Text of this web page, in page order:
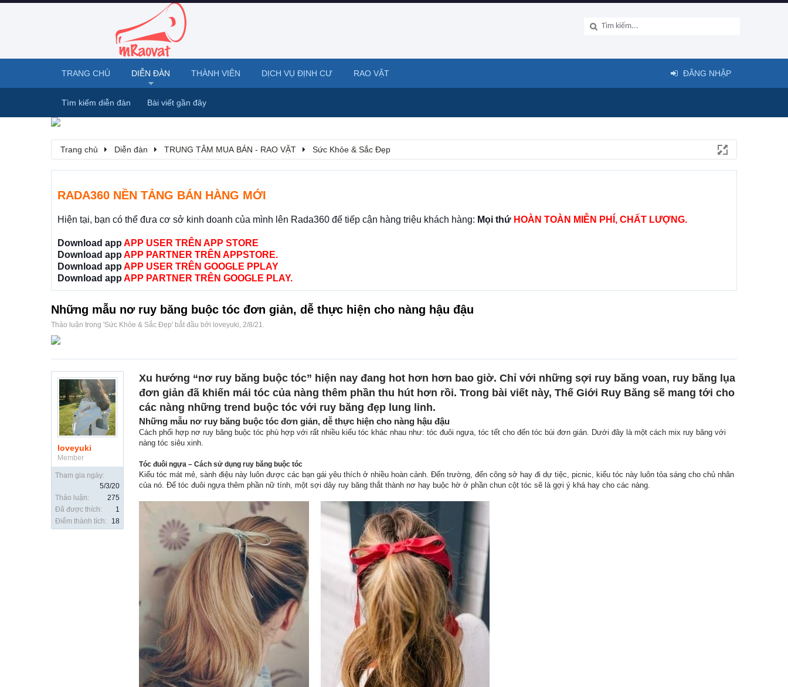
Trang chủ Diễn đàn TRUNG TÂM MUA BÁN - RAO VẶT Sức Khỏe & Sắc Đẹp
RADA360 NỀN TẢNG BÁN HÀNG MỚI
Hiện tại, bạn có thể đưa cơ sở kinh doanh của mình lên Rada360 để tiếp cận hàng triệu khách hàng: Mọi thứ HOÀN TOÀN MIỄN PHÍ, CHẤT LƯỢNG.
Download app APP USER TRÊN APP STORE
Download app APP PARTNER TRÊN APPSTORE.
Download app APP USER TRÊN GOOGLE PPLAY
Download app APP PARTNER TRÊN GOOGLE PLAY.
Những mẫu nơ ruy băng buộc tóc đơn giản, dễ thực hiện cho nàng hậu đậu
Thảo luận trong 'Sức Khỏe & Sắc Đẹp' bắt đầu bởi loveyuki, 2/8/21.
loveyuki
Member
Tham gia ngày:
5/3/20
Thảo luận:
275
Đã được thích:
1
Điểm thành tích:
18
Xu hướng “nơ ruy băng buộc tóc” hiện nay đang hot hơn hơn bao giờ. Chỉ với những sợi ruy băng voan, ruy băng lụa
đơn giản đã khiến mái tóc của nàng thêm phần thu hút hơn rồi. Trong bài viết này, Thế Giới Ruy Băng sẽ mang tới cho
các nàng những trend buộc tóc với ruy băng đẹp lung linh.
Những mẫu nơ ruy băng buộc tóc đơn giản, dễ thực hiện cho nàng hậu đậu
Cách phối hợp nơ ruy băng buộc tóc phù hợp với rất nhiều kiểu tóc khác nhau như: tóc đuôi ngựa, tóc tết cho đến tóc búi đơn giản. Dưới đây là một cách mix ruy băng với
nàng tóc siêu xinh.
Tóc đuôi ngựa – Cách sử dụng ruy băng buộc tóc
Kiểu tóc mát mẻ, sành điệu này luôn được các bạn gái yêu thích ở nhiều hoàn cảnh. Đến trường, đến công sở hay đi dự tiệc, picnic, kiểu tóc này luôn tỏa sáng cho chủ nhân
của nó. Để tóc đuôi ngựa thêm phần nữ tính, một sợi dây ruy băng thắt thành nơ hay buộc hờ ở phần chun cột tóc sẽ là gợi ý khá hay cho các nàng.
TRANG CHỦ DIỄN ĐÀN
Tìm kiếm diễn đàn Bài viết gần đây
THÀNH VIÊN DỊCH VỤ ĐỊNH CƯ RAO VẶT ĐĂNG NHẬP